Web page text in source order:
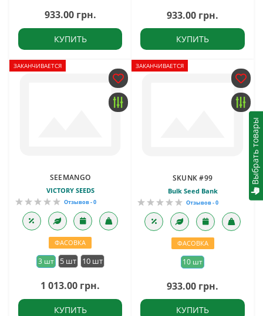
Выбрать товары
933.00 грн.
КУПИТЬ
933.00 грн.
КУПИТЬ
ЗАКАНЧИВАЕТСЯ
SEEMANGO
VICTORY SEEDS
Отзывов - 0
ФАСОВКА
3 шт 5 шт 10 шт
1 013.00 грн.
КУПИТЬ
ЗАКАНЧИВАЕТСЯ
SKUNK #99
Bulk Seed Bank
Отзывов - 0
ФАСОВКА
10 шт
933.00 грн.
КУПИТЬ